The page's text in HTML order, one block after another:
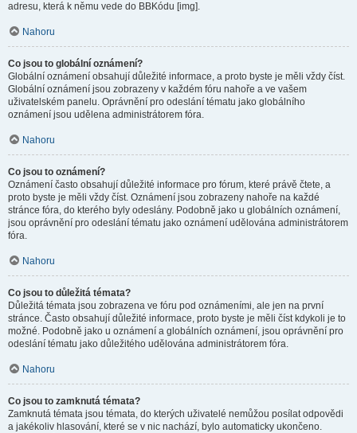
adresu, která k němu vede do BBKódu [img].
Nahoru
Co jsou to globální oznámení?
Globální oznámení obsahují důležité informace, a proto byste je měli vždy číst.
Globální oznámení jsou zobrazeny v každém fóru nahoře a ve vašem
uživatelském panelu. Oprávnění pro odeslání tématu jako globálního
oznámení jsou udělena administrátorem fóra.
Nahoru
Co jsou to oznámení?
Oznámení často obsahují důležité informace pro fórum, které právě čtete, a
proto byste je měli vždy číst. Oznámení jsou zobrazeny nahoře na každé
stránce fóra, do kterého byly odeslány. Podobně jako u globálních oznámení,
jsou oprávnění pro odeslání tématu jako oznámení udělována administrátorem
fóra.
Nahoru
Co jsou to důležitá témata?
Důležitá témata jsou zobrazena ve fóru pod oznámeními, ale jen na první
stránce. Často obsahují důležité informace, proto byste je měli číst kdykoli je to
možné. Podobně jako u oznámení a globálních oznámení, jsou oprávnění pro
odeslání tématu jako důležitého udělována administrátorem fóra.
Nahoru
Co jsou to zamknutá témata?
Zamknutá témata jsou témata, do kterých uživatelé nemůžou posílat odpovědi
a jakékoliv hlasování, které se v nic nachází, bylo automaticky ukončeno.